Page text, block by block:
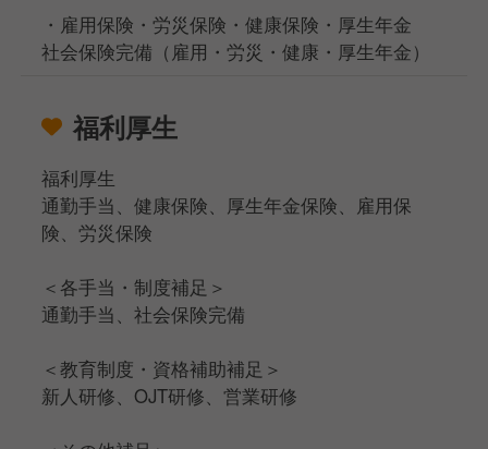
・雇用保険・労災保険・健康保険・厚生年金
社会保険完備（雇用・労災・健康・厚生年金）
福利厚生
福利厚生
通勤手当、健康保険、厚生年金保険、雇用保
険、労災保険
＜各手当・制度補足＞
通勤手当、社会保険完備
＜教育制度・資格補助補足＞
新人研修、OJT研修、営業研修